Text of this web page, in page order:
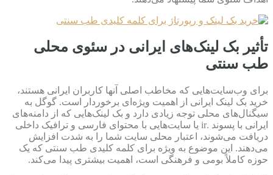
تأثیر بک لینک‌های ایرانی در سئوی محلی
طب سنتی
برای وب‌سایت‌هایی که مخاطب اصلی آنها کاربران ایرانی هستند،
خرید بک لینک ایرانی از اهمیت ویژه‌ای برخوردار است. گوگل به
سیگنال‌های محلی توجه زیادی دارد و بک لینک‌هایی که از دامنه‌های
ایرانی با پسوند .ir یا سایت‌هایی با محتوای فارسی و ترافیک داخلی
دریافت می‌شوند، اعتبار محلی سایت شما را به شدت افزایش
می‌دهند. این موضوع به ویژه برای کلمه کلیدی طب سنتی که یک
حوزه کاملاً بومی و فرهنگی است، اهمیت بیشتری پیدا می‌کند.